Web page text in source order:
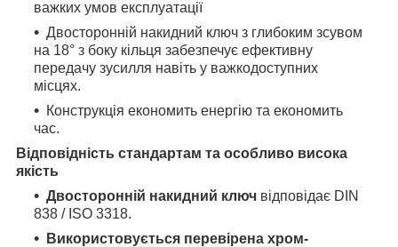
важких умов експлуатації
Двосторонній накидний ключ з глибоким зсувом
на 18° з боку кільця забезпечує ефективну
передачу зусилля навіть у важкодоступних
місцях.
Конструкція економить енергію та економить
час.
Відповідність стандартам та особливо висока
якість
Двосторонній накидний ключ відповідає DIN
838 / ISO 3318.
Використовується перевірена хром-